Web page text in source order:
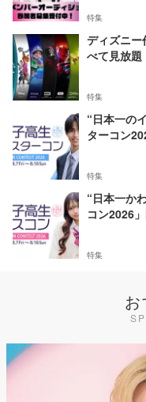
特集
ディズニー
べて見放題
特集
“日本一の
ターコン
特集
“日本一か
コン2026
特集